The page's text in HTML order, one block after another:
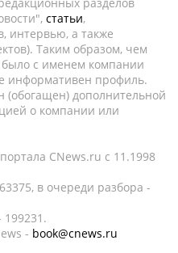
статьи,
интервью, а также
Таким образом, чем
с именем компании
информативен профиль.
дополнительной
о компании или
CNews.ru c 11.1998
в очереди разбора -
199231.
- book@cnews.ru